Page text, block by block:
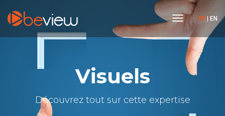
toggle
navigation
FR EN
Visuels
Découvrez tout sur cette expertise